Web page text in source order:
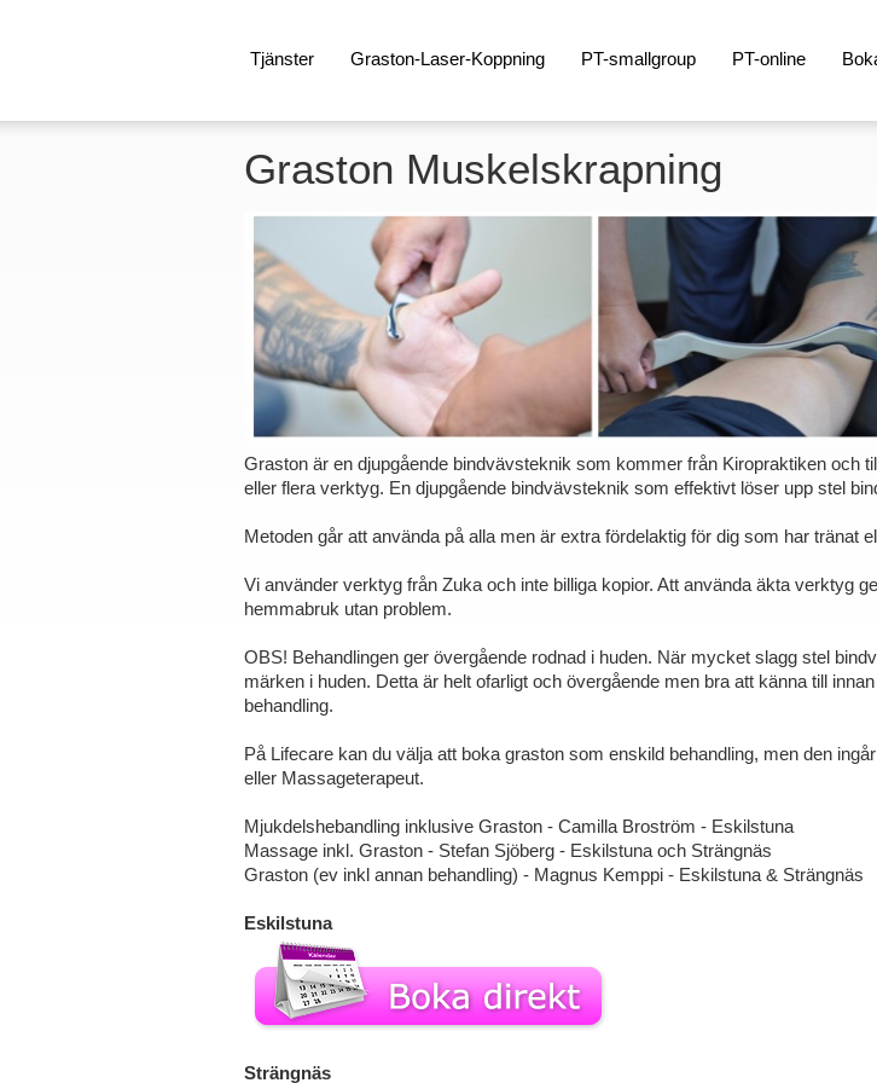
Tjänster Graston-Laser-Koppning PT-smallgroup PT-online
Graston Muskelskrapning
Graston är en djupgående bindvävsteknik som kommer från Kiropraktiken och
eller flera verktyg. En djupgående bindvävsteknik som effektivt löser upp stel
Metoden går att använda på alla men är extra fördelaktig för dig som har tränat
Vi använder verktyg från Zuka och inte billiga kopior. Att använda äkta verktyg
hemmabruk utan problem.
OBS! Behandlingen ger övergående rodnad i huden. När mycket slagg stel
märken i huden. Detta är helt ofarligt och övergående men bra att känna till
behandling.
På Lifecare kan du välja att boka graston som enskild behandling, men den
eller Massageterapeut.
Mjukdelshebandling inklusive Graston - Camilla Broström - Eskilstuna
Massage inkl. Graston - Stefan Sjöberg - Eskilstuna och Strängnäs
Graston (ev inkl annan behandling) - Magnus Kemppi - Eskilstuna & Strängnäs
Eskilstuna
Strängnäs